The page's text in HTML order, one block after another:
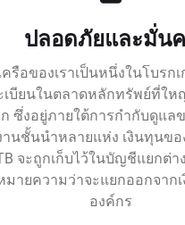
ปลอดภัยและมั่น
ครือของเราเป็นหนึ่งในโบรก
เบียนในตลาดหลักทรัพย์ที่ใ
ซึ่งอยู่ภายใต้การกำกับดูแล
านชั้นนำหลายแห่ง เงินทุนข
จะถูกเก็บไว้ในบัญชีแยกต่า
มายความว่าจะแยกออกจาก
องค์กร